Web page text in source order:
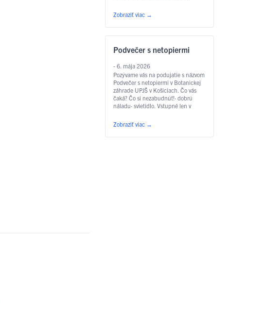
RevivalMEKY Žbirka revival je
hudobná pocta nezameniteľnému
hlasu a piesňam, ktoré formovali
generácie. S úctou k originálu kapela
tvorby Miroslava Žbirku – …Čítať
Zobraziť viac →
Podvečer s netopiermi
- 6. mája 2026
Pozývame vás na podujatie s názvom
Podvečer s netopiermi v Botanickej
záhrade UPJŠ v Košiciach. Čo vás
čaká? Čo si nezabudnúť!· dobrú
náladu· svietidlo. Vstupné len v
žiaci, seniori, ZŤP 3€ Tešíme sa na
Vás dňa 05.06.2026 od 18:00 do
21:00. Brány pre vás však otvárame
Zobraziť viac →